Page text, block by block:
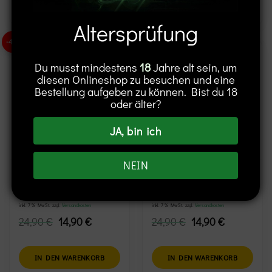
IN DEN WARENKORB
-40% Rabatt
Add to
wishlist
kushanova – 3x Seeds
inkl. 7 % MwSt. zzgl. Versandkosten
24,90€ Ursprünglicher
Preis
24,90 €
14,90€Aktueller
14,90 €.
IN DEN WARENKORB
-40% Rabatt
Add to
wishlist
kushanova – 3x Seeds
inkl. 7 % MwSt. zzgl. Versandkosten
24,90€ Ursprünglicher
Preis
24,90 €
14,90€Aktueller
14,90 €.
IN DEN WARENKORB
Altersprüfung
Du musst mindestens18Jahre alt sein, um
diesen Onlineshop zu besuchen und eine
Bestellung aufgeben zu können. Bist du 18
oder älter?
JA, bin ich
NEIN